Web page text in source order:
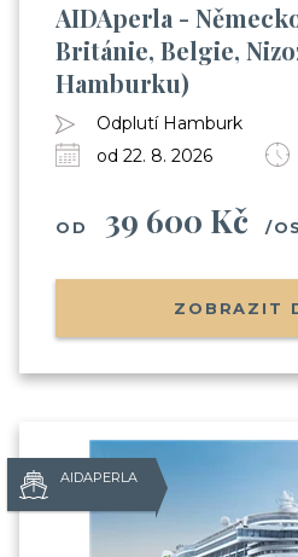
AIDAperla -
Británie, Belgie,
Hamburku)
Odplutí Hamburk
od 22. 8. 2026
OD 39 600 Kč /
ZOBRAZIT
AIDAPERLA